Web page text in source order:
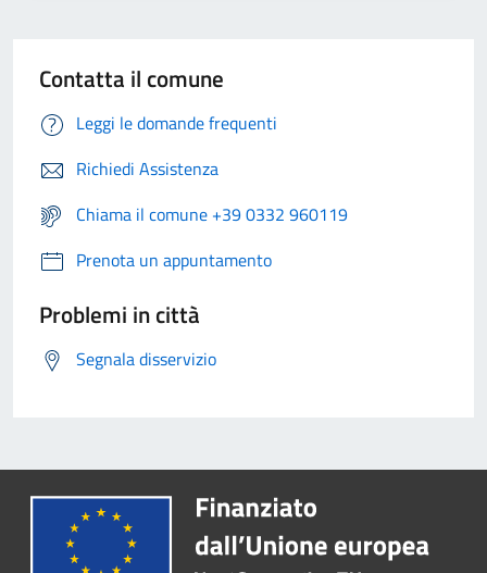
Contatta il comune
Leggi le domande frequenti
Richiedi Assistenza
Chiama il comune +39 0332 960119
Prenota un appuntamento
Problemi in città
Segnala disservizio